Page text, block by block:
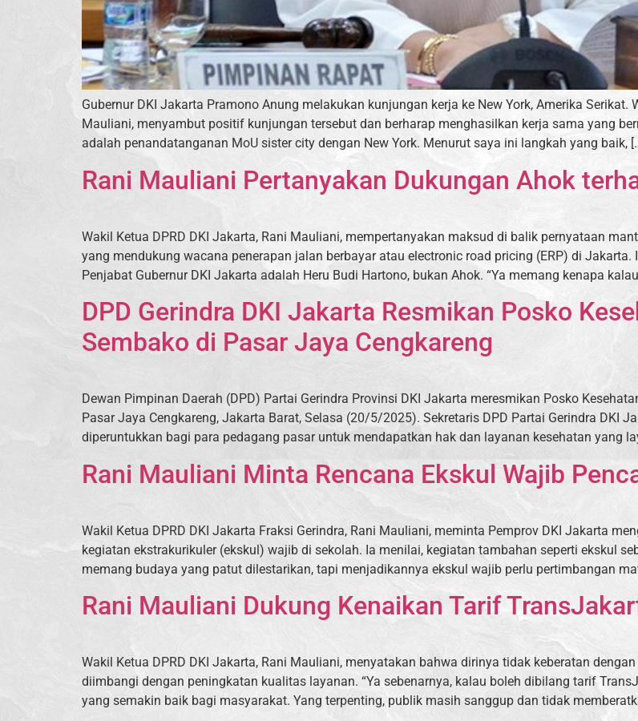
Gubernur DKI Jakarta Pramono Anung melakukan kunjungan kerja ke New York, Amerika Serikat.
Mauliani, menyambut positif kunjungan tersebut dan berharap menghasilkan kerja sama yang
adalah penandatanganan MoU sister city dengan New York. Menurut saya ini langkah yang baik,
Rani Mauliani Pertanyakan Dukungan Ahok
Wakil Ketua DPRD DKI Jakarta, Rani Mauliani, mempertanyakan maksud di balik pernyataan
yang mendukung wacana penerapan jalan berbayar atau electronic road pricing (ERP) di
Penjabat Gubernur DKI Jakarta adalah Heru Budi Hartono, bukan Ahok. “Ya memang kenapa
DPD Gerindra DKI Jakarta Resmikan Posko
Sembako di Pasar Jaya Cengkareng
Dewan Pimpinan Daerah (DPD) Partai Gerindra Provinsi DKI Jakarta meresmikan Posko
Pasar Jaya Cengkareng, Jakarta Barat, Selasa (20/5/2025). Sekretaris DPD Partai Gerindra DKI
diperuntukkan bagi para pedagang pasar untuk mendapatkan hak dan layanan kesehatan yang
Rani Mauliani Minta Rencana Ekskul Wajib
Wakil Ketua DPRD DKI Jakarta Fraksi Gerindra, Rani Mauliani, meminta Pemprov DKI Jakarta
kegiatan ekstrakurikuler (ekskul) wajib di sekolah. Ia menilai, kegiatan tambahan seperti ekskul
memang budaya yang patut dilestarikan, tapi menjadikannya ekskul wajib perlu pertimbangan
Rani Mauliani Dukung Kenaikan Tarif
Wakil Ketua DPRD DKI Jakarta, Rani Mauliani, menyatakan bahwa dirinya tidak keberatan
diimbangi dengan peningkatan kualitas layanan. “Ya sebenarnya, kalau boleh dibilang tarif
yang semakin baik bagi masyarakat. Yang terpenting, publik masih sanggup dan tidak